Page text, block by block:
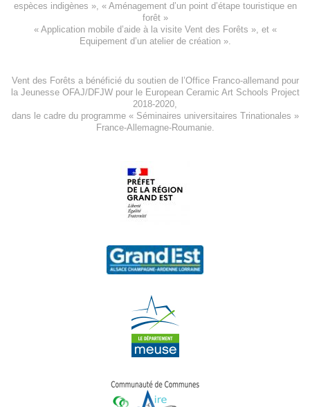
espèces indigènes », « Aménagement d’un point d’étape touristique en
forêt»
« Application mobile d’aide à la visite Vent des Forêts », et «
Equipement d’un atelier de création».
Vent des Forêts a bénéficié du soutien de l’Office Franco-allemand pour
la Jeunesse OFAJ/DFJWpour leEuropean Ceramic Art Schools Project
2018-2020,
dans le cadre du programme « Séminaires universitaires Trinationales »
France-Allemagne-Roumanie.